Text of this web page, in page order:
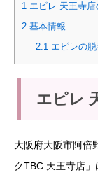
1 エピレ 天王寺店
2 基本情報
2.1エピレの脱
エピレ
大阪府大阪市阿倍
クTBC 天王寺店